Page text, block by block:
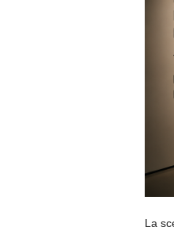
La